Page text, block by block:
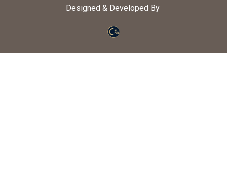
Designed & Developed By